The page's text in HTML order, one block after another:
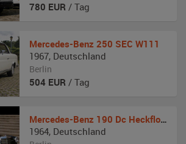
780 EUR / Tag
Mercedes-Benz 250 SEC W111
1967, Deutschland
Berlin
504 EUR / Tag
Mercedes-Benz 190 Dc Heckflosse
1964, Deutschland